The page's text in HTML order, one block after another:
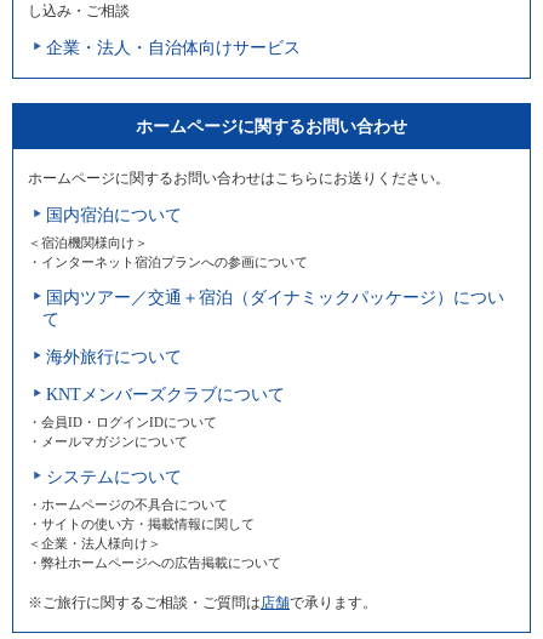
し込み・ご相談
企業・法人・自治体向けサービス
ホームページに関するお問い合わせ
ホームページに関するお問い合わせはこちらにお送りください。
国内宿泊について
＜宿泊機関様向け＞
・インターネット宿泊プランへの参画について
国内ツアー／交通＋宿泊（ダイナミックパッケージ）につい
て
海外旅行について
KNTメンバーズクラブについて
・会員ID・ログインIDについて
・メールマガジンについて
システムについて
・ホームページの不具合について
・サイトの使い方・掲載情報に関して
＜企業・法人様向け＞
・弊社ホームページへの広告掲載について
※ご旅行に関するご相談・ご質問は 店舗で承ります。